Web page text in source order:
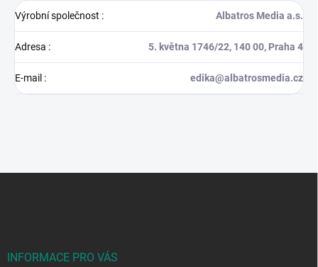
Výrobní společnost : Albatros Media a.s.
Adresa : 5. května 1746/22, 140 00, Praha 4
E-mail : edika@albatrosmedia.cz
INFORMACE PRO VÁS